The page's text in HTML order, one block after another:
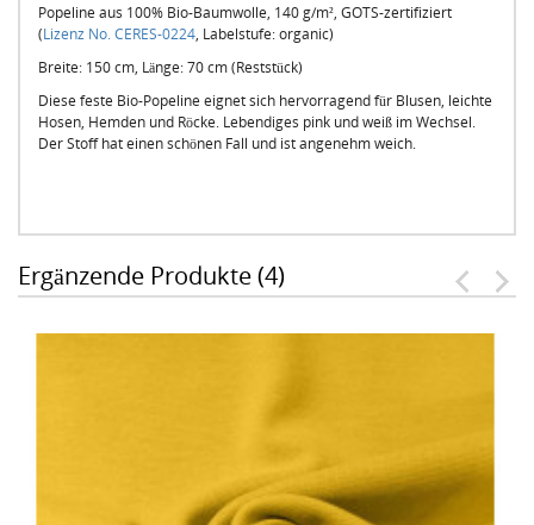
Popeline aus 100% Bio-Baumwolle, 140 g/m², GOTS-zertifiziert
(Lizenz No. CERES-0224, Labelstufe: organic)
Breite: 150 cm, Länge: 70 cm (Reststück)
Diese feste Bio-Popeline eignet sich hervorragend für Blusen, leichte
Hosen, Hemden und Röcke. Lebendiges pink und weiß im Wechsel.
Der Stoff hat einen schönen Fall und ist angenehm weich.
Ergänzende Produkte (4)